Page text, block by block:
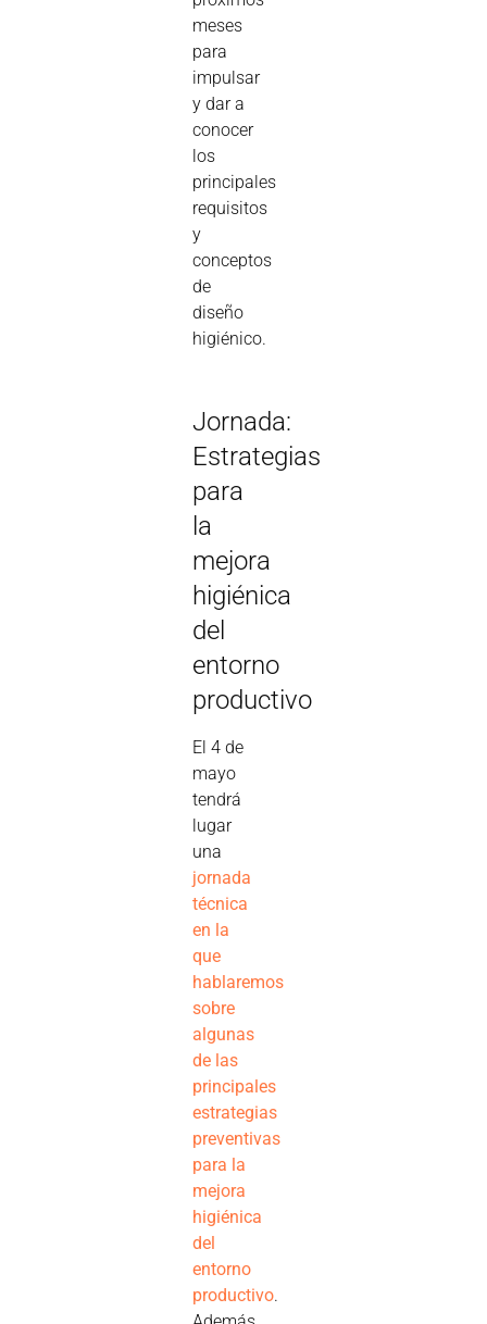
meses
para
impulsar
y dar a
conocer
los
principales
requisitos
y
conceptos
de
diseño
higiénico.
Jornada:
Estrategias
para
la
mejora
higiénica
del
entorno
productivo
El 4 de
mayo
tendrá
lugar
una
jornada
técnica
en la
que
hablaremos
sobre
algunas
de las
principales
estrategias
preventivas
para la
mejora
higiénica
del
entorno
productivo.